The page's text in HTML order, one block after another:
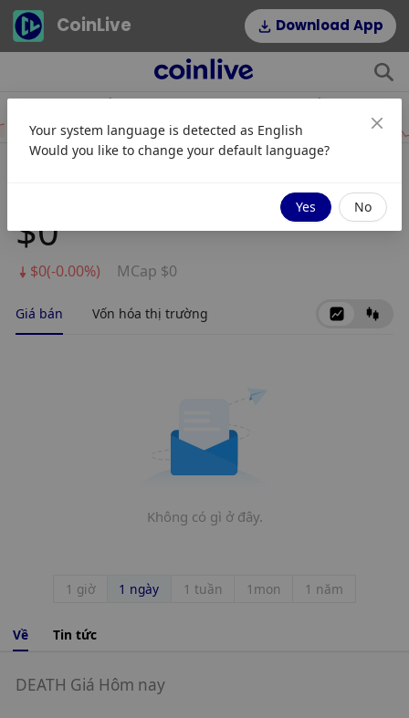
CoinLive Download App
6.20%
0.66%
$0
$0(-0.00%) MCap $0
Giá bán Vốn hóa thị trường
Không có gì ở đây.
1 giờ 1 ngày 1 tuần 1mon 1 năm
Về Tin tức
DEATH Giá Hôm nay
Your system language is detected as English
Would you like to change your default language?
Yes No